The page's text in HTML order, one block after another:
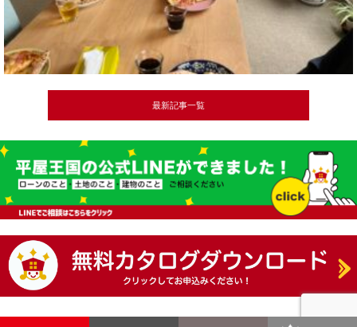
最新記事一覧